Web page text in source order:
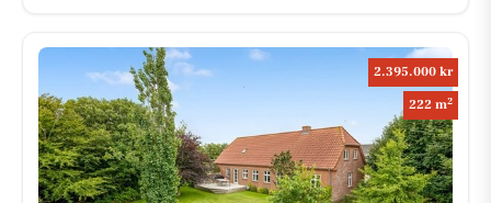
2.395.000 kr
222 m2